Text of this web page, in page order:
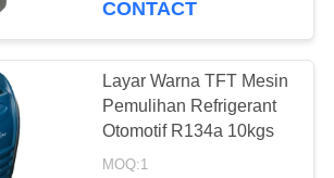
CONTACT
Layar Warna TFT Mesin
Pemulihan Refrigerant
Otomotif R134a 10kgs
MOQ:1